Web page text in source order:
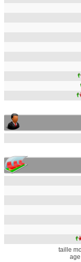
taille